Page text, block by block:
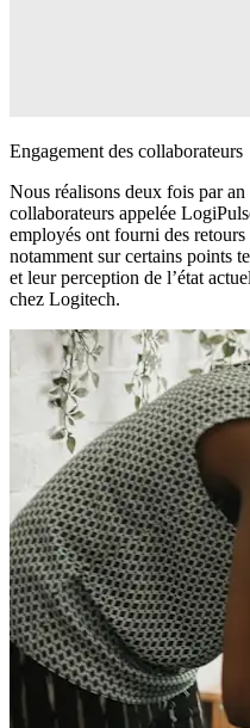
Engagement des collaborateurs
Nous réalisons deux fois par an
collaborateurs appelée
employés ont fourni des
notamment sur certains points
et leur perception de l’état
chez Logitech.